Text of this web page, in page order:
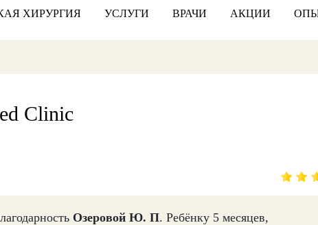
ХИРУРГИЯ УСЛУГИ ВРАЧИ АКЦИИ
Clinic
Озеровой Ю. П. Ребёнку 5 месяцев,